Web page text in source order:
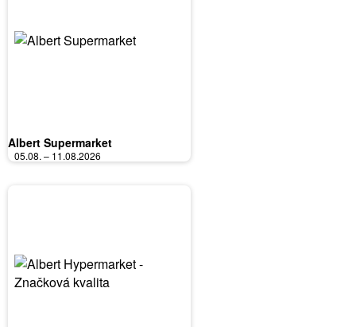
Albert Supermarket
05.08. – 11.08.2026